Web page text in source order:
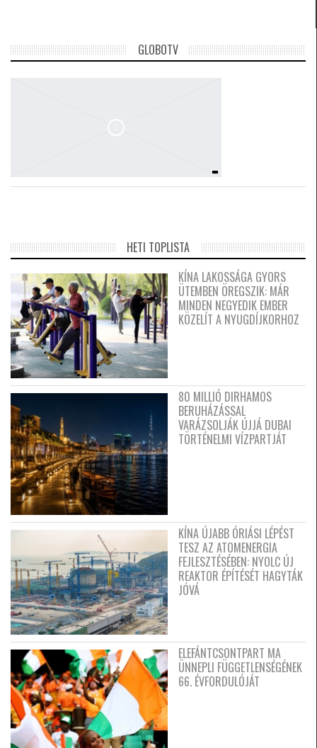
GLOBOTV
HETI TOPLISTA
KÍNA LAKOSSÁGA GYORS
ÜTEMBEN ÖREGSZIK: MÁR
MINDEN NEGYEDIK EMBER
KÖZELÍT A NYUGDÍJKORHOZ
80 MILLIÓ DIRHAMOS
BERUHÁZÁSSAL
VARÁZSOLJÁK ÚJJÁ DUBAI
TÖRTÉNELMI VÍZPARTJÁT
KÍNA ÚJABB ÓRIÁSI LÉPÉST
TESZ AZ ATOMENERGIA
FEJLESZTÉSÉBEN: NYOLC ÚJ
REAKTOR ÉPÍTÉSÉT HAGYTÁK
JÓVÁ
ELEFÁNTCSONTPART MA
ÜNNEPLI FÜGGETLENSÉGÉNEK
66. ÉVFORDULÓJÁT